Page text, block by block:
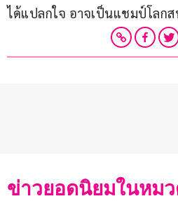
ได้แปลกใจ อาจเป็นแชมป์โลกส
ข่าวยอดนิยมในหม